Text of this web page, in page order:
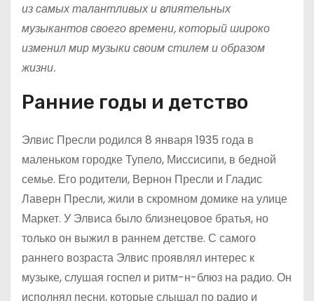
из самых талантливых и влиятельных
музыкантов своего времени, который широко
изменил мир музыки своим стилем и образом
жизни.
Ранние годы и детство
Элвис Пресли родился 8 января 1935 года в
маленьком городке Тупело, Миссисипи, в бедной
семье. Его родители, Вернон Пресли и Гладис
Лаверн Пресли, жили в скромном домике на улице
Маркет. У Элвиса было близнецовое братья, но
только он выжил в раннем детстве. С самого
раннего возраста Элвис проявлял интерес к
музыке, слушая госпел и ритм-н-блюз на радио. Он
исполнял песни, которые слышал по радио и